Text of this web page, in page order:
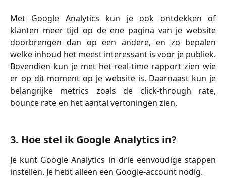
Met Google Analytics kun je ook ontdekken of
klanten meer tijd op de ene pagina van je website
doorbrengen dan op een andere, en zo bepalen
welke inhoud het meest interessant is voor je publiek.
Bovendien kun je met het real-time rapport zien wie
er op dit moment op je website is. Daarnaast kun je
belangrijke metrics zoals de click-through rate,
bounce rate en het aantal vertoningen zien.
3. Hoe stel ik Google Analytics in?
Je kunt Google Analytics in drie eenvoudige stappen
instellen. Je hebt alleen een Google-account nodig.